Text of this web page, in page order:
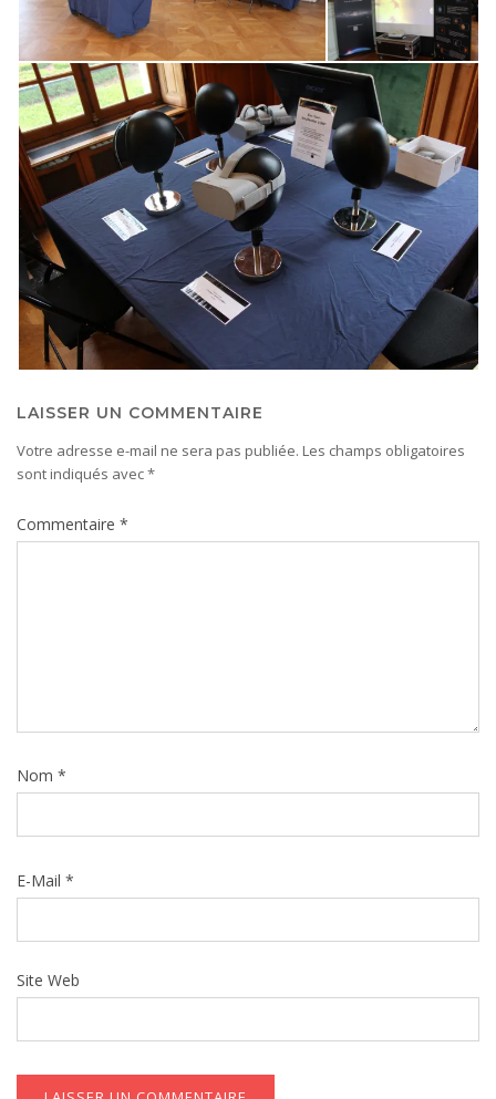
LAISSER UN COMMENTAIRE
Votre adresse e-mail ne sera pas publiée. Les champs obligatoires
sont indiqués avec*
Commentaire *
Nom *
E-Mail *
Site Web